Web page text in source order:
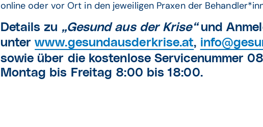
online oder vor Ort in den jeweiligen Praxen der
Details zu „Gesund aus der Krise“ und
unterwww.gesundausderkrise.at,
sowie über die kostenlose Servicenummer
Montag bis Freitag 8:00 bis 18:00.